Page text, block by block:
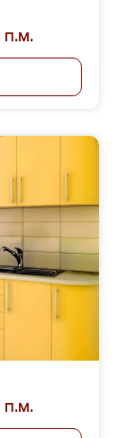
п.м.
п.м.